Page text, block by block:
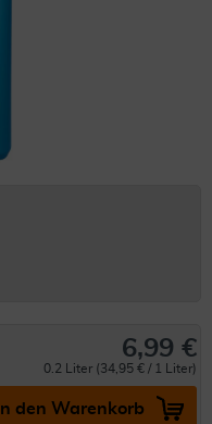
6,99 €
0.2 Liter (34,95 € / 1 Liter)
In den Warenkorb